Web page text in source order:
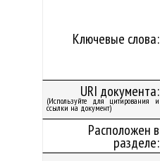
Ключевые слова:
URI документа:
(Используйте для цитирования и
ссылки на документ)
Расположен в
разделе: